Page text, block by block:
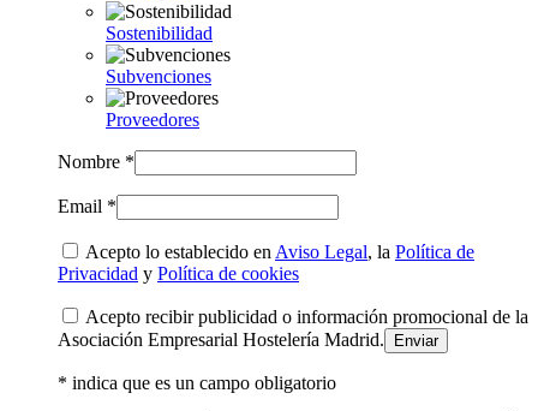
Sostenibilidad
Subvenciones
Proveedores
Nombre *
Email *
Acepto lo establecido en Aviso Legal, la Política de
Privacidad y Política de cookies
Acepto recibir publicidad o información promocional de la
Asociación Empresarial Hostelería Madrid.
* indica que es un campo obligatorio